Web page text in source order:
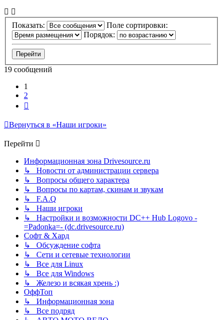
Показать:
Поле сортировки:
Порядок:
19 сообщений
1
2
Вернуться в «Наши игроки»
Перейти
Информационная зона Drivesource.ru
↳ Новости от администрации сервера
↳ Вопросы общего характера
↳ Вопросы по картам, скинам и звукам
↳ F.A.Q
↳ Наши игроки
↳ Настройки и возможности DC++ Hub Logovo -
=Padonka=- (dc.drivesource.ru)
Софт & Хард
↳ Обсуждение софта
↳ Сети и сетевые технологии
↳ Все для Linux
↳ Все для Windows
↳ Железо и всякая хрень :)
ОффТоп
↳ Информационная зона
↳ Все подряд